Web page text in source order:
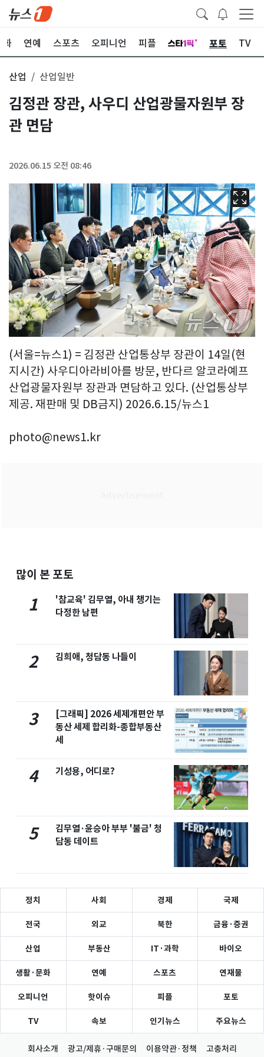
화 연예 스포츠 오피니언 피플 포토 TV
산업 산업일반
김정관 장관, 사우디 산업광물자원부 장
관 면담
2026.06.15 오전 08:46
(서울=뉴스1) = 김정관 산업통상부 장관이 14일(현
지시간) 사우디아라비아를 방문, 반다르 알코라예프
산업광물자원부 장관과 면담하고 있다. (산업통상부
제공. 재판매 및 DB금지) 2026.6.15/뉴스1
photo@news1.kr
많이 본 포토
1
'참교육' 김무열, 아내 챙기는
다정한 남편
2 김희애, 청담동 나들이
3
[그래픽] 2026 세제개편안 부
동산 세제 합리화-종합부동산
세
4 기성용, 어디로?
5
김무열·윤승아 부부 '불금' 청
담동 데이트
정치 사회 경제 국제
전국 외교 북한 금융·증권
산업 부동산 IT·과학 바이오
생활·문화 연예 스포츠 연재물
오피니언 핫이슈 피플 포토
TV 속보 인기뉴스 주요뉴스
회사소개 광고/제휴·구매문의 이용약관·정책 고충처리